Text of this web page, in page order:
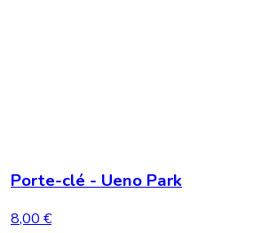
Porte-clé - Ueno Park
8,00 €